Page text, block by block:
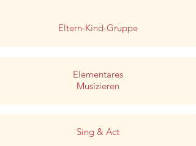
Eltern-Kind-Gruppe
Elementares
Musizieren
Sing & Act